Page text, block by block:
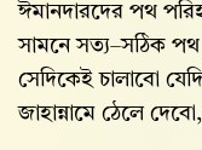
ঈমানদারদের পথ
সামনে সত্য–সঠিক
সেদিকেই চালাবো
জাহান্নামে ঠেলে